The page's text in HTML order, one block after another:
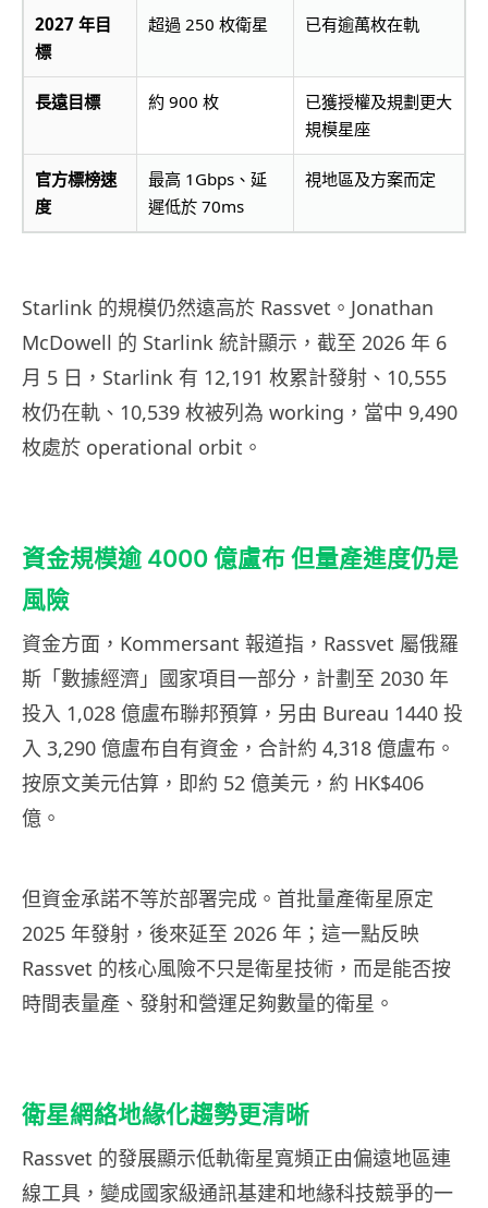
2027 年目
標
超過 250 枚衛星 已有逾萬枚在軌
長遠目標 約 900 枚
已獲授權及規劃更大
規模星座
官方標榜速
度
最高 1Gbps、延
遲低於 70ms
視地區及方案而定
Starlink 的規模仍然遠高於 Rassvet。Jonathan
McDowell 的 Starlink 統計顯示，截至 2026 年 6
月 5 日，Starlink 有 12,191 枚累計發射、10,555
枚仍在軌、10,539 枚被列為 working，當中 9,490
枚處於 operational orbit。
資金規模逾 4000 億盧布 但量產進度仍是
風險
資金方面，Kommersant 報道指，Rassvet 屬俄羅
斯「數據經濟」國家項目一部分，計劃至 2030 年
投入 1,028 億盧布聯邦預算，另由 Bureau 1440 投
入 3,290 億盧布自有資金，合計約 4,318 億盧布。
按原文美元估算，即約 52 億美元，約 HK$406
億。
但資金承諾不等於部署完成。首批量產衛星原定
2025 年發射，後來延至 2026 年；這一點反映
Rassvet 的核心風險不只是衛星技術，而是能否按
時間表量產、發射和營運足夠數量的衛星。
衛星網絡地緣化趨勢更清晰
Rassvet 的發展顯示低軌衛星寬頻正由偏遠地區連
線工具，變成國家級通訊基建和地緣科技競爭的一